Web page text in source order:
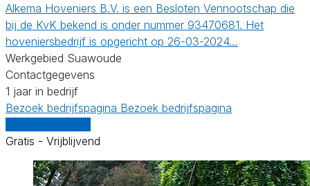
Alkema Hoveniers B.V. is een Besloten Vennootschap die
bij de KvK bekend is onder nummer 93470681. Het
hoveniersbedrijf is opgericht op 26-03-2024…
Werkgebied Suawoude
Contactgegevens
1 jaar in bedrijf
Bezoek bedrijfspagina Bezoek bedrijfspagina
Gratis - Vrijblijvend